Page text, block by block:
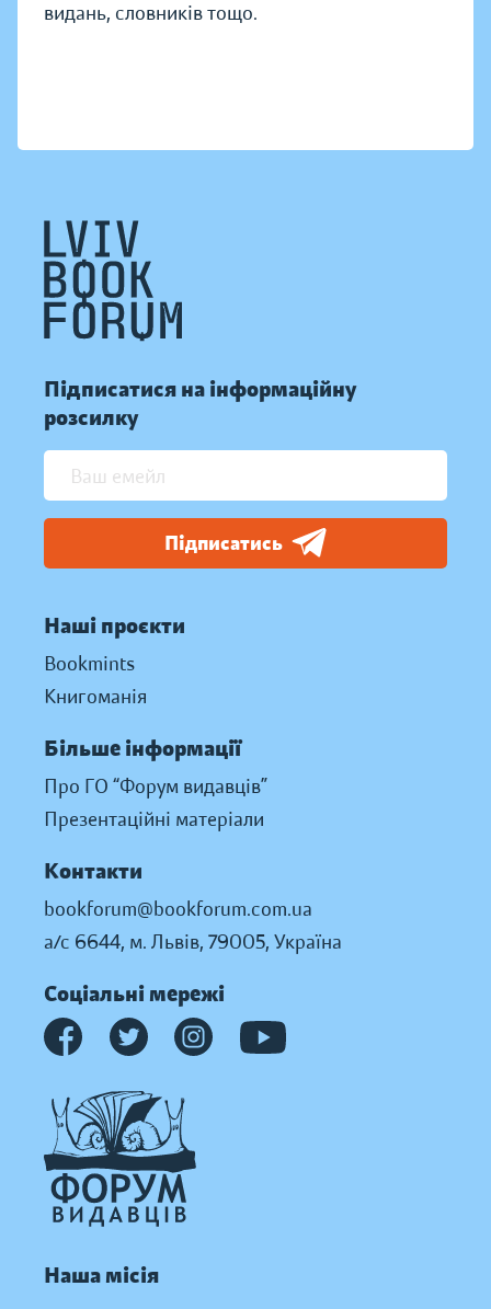
видань, словників тощо.
Підписатися на інформаційну
розсилку
Підписатись
Наші проєкти
Bookmints
Книгоманія
Більше інформації
Про ГО “Форум видавців”
Презентаційні матеріали
Контакти
bookforum@bookforum.com.ua
а/с 6644, м. Львів, 79005, Україна
Соціальні мережі
Наша місія